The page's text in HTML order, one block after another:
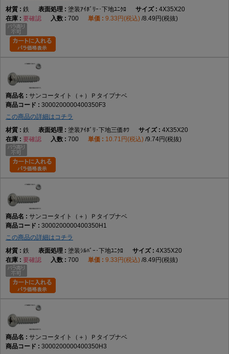
鉄
塗装ｱｲﾎﾞﾘｰ･下地ﾕﾆｸﾛ
4X35X20
要確認
700 9.33円(税込) 8.49円(税抜)
サンコータイト（＋）Ｐタイプナベ
3000200000400350F3
この商品の詳細はコチラ
鉄
塗装ｱｲﾎﾞﾘ･下地三価ﾎﾜ
4X35X20
要確認
700 10.71円(税込) 9.74円(税抜)
サンコータイト（＋）Ｐタイプナベ
3000200000400350H1
この商品の詳細はコチラ
鉄
塗装ｼﾙﾊﾞｰ･下地ﾕﾆｸﾛ
4X35X20
要確認
700 9.33円(税込) 8.49円(税抜)
サンコータイト（＋）Ｐタイプナベ
3000200000400350H3